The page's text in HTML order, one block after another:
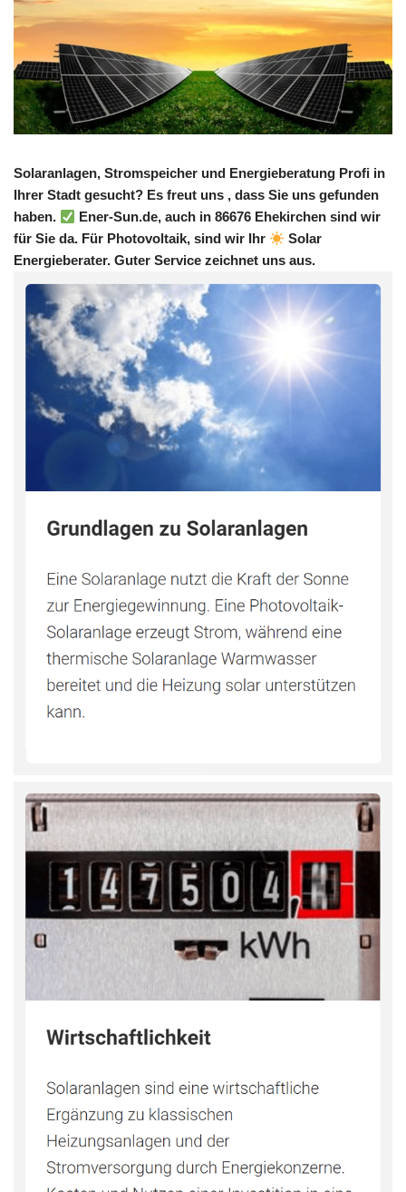
Solaranlagen, Stromspeicher und Energieberatung Profi in
Ihrer Stadt gesucht? Es freut uns , dass Sie uns gefunden
haben.
Ener-Sun.de, auch in 86676 Ehekirchen sind wir
für Sie da. Für Photovoltaik, sind wir Ihr
Solar
Energieberater. Guter Service zeichnet uns aus.